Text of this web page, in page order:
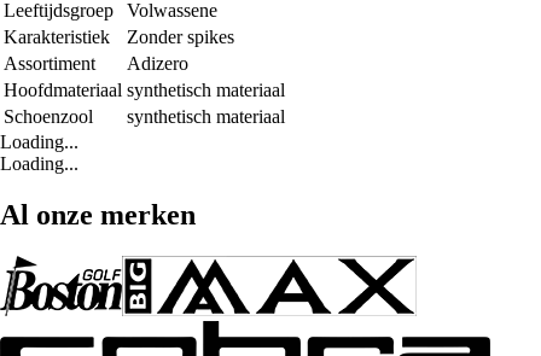
Leeftijdsgroep
Volwassene
Karakteristiek
Zonder spikes
Assortiment
Adizero
Hoofdmateriaal synthetisch materiaal
Schoenzool
synthetisch materiaal
Loading...
Loading...
Al onze merken